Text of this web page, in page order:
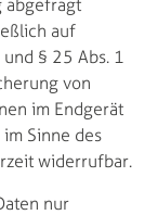
abgefragt
auf
und § 25 Abs. 1
von
im Endgerät
Sinne des
widerrufbar.
nur